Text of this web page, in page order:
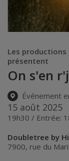
Les
présentent
On s'en
Événement
15 août 2025
19h30 / Entrée:
Doubletree by
7900, rue du